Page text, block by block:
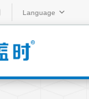
Language